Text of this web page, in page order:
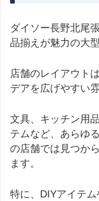
ダイソー長野北尾
品揃えが魅力の大
店舗のレイアウト
デアを広げやすい
文具、キッチン用
テムなど、あらゆ
の店舗では見つか
ます。
特に、DIYアイテ